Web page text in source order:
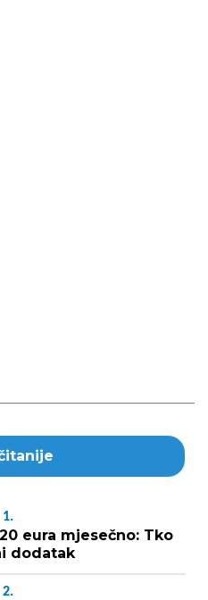
1.
eura mjesečno: Tko
dodatak
2.